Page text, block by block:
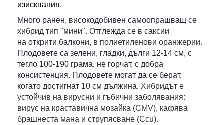
изисквания.
Много ранен, високодобивен самоопрашващ се
хибрид тип "мини". Отглежда се в саксии
на открити балкони, в полиетиленови оранжерии.
Плодовете са зелени, гладки, дълги 12-14 см, с
тегло 100-190 грама, не горчат, с добра
консистенция. Плодовете могат да се берат,
когато достигнат 10 см дължина. Хибридът е
устойчив на вирусни и гъбични заболявания:
вирус на краставична мозайка (CMV), кафява
брашнеста мана и струпясване (Ccu).